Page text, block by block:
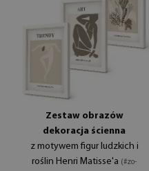
Zestaw obrazów
dekoracja ścienna
z motywem figur ludzkich i
roślin Henri Matisse'a (#zo-